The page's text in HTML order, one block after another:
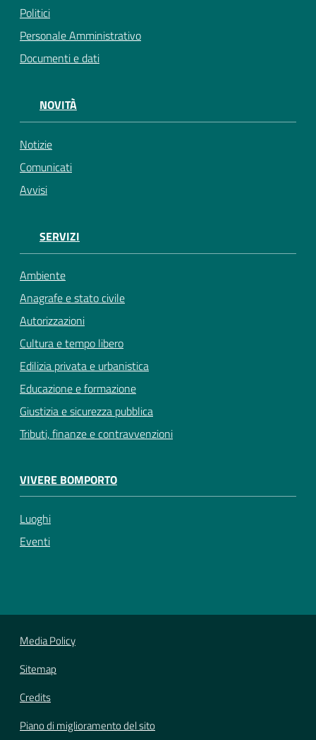
Politici
Personale Amministrativo
Documenti e dati
NOVITÀ
Notizie
Comunicati
Avvisi
SERVIZI
Ambiente
Anagrafe e stato civile
Autorizzazioni
Cultura e tempo libero
Edilizia privata e urbanistica
Educazione e formazione
Giustizia e sicurezza pubblica
Tributi, finanze e contravvenzioni
VIVERE BOMPORTO
Luoghi
Eventi
Media Policy
Sitemap
Credits
Piano di miglioramento del sito